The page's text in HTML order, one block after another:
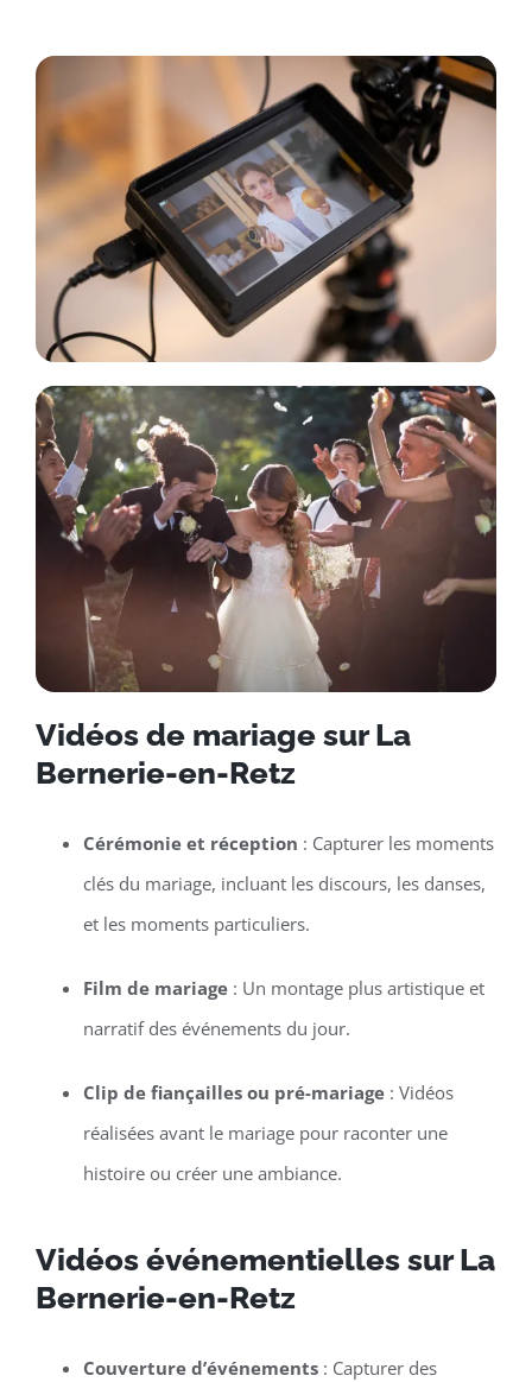
Vidéos de mariage sur La
Bernerie-en-Retz
Cérémonie et réception : Capturer les moments
clés du mariage, incluant les discours, les danses,
et les moments particuliers.
Film de mariage: Un montage plus artistique et
narratif des événements du jour.
Clip de fiançailles ou pré-mariage: Vidéos
réalisées avant le mariage pour raconter une
histoire ou créer une ambiance.
Vidéos événementielles sur La
Bernerie-en-Retz
Couverture d’événements: Capturer des